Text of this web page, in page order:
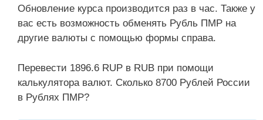
Обновление курса производится раз в час. Также у
вас есть возможность обменять Рубль ПМР на
другие валюты с помощью формы справа.
Перевести 1896.6 RUP в RUB при помощи
калькулятора валют. Сколько 8700 Рублей России
в Рублях ПМР?